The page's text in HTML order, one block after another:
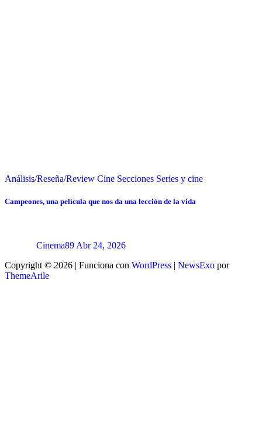
Análisis/Reseña/Review Cine Secciones Series y cine
Campeones, una película que nos da una lección de la vida
Cinema89 Abr 24, 2026
Copyright © 2026 | Funciona con WordPress | NewsExo por
ThemeArile